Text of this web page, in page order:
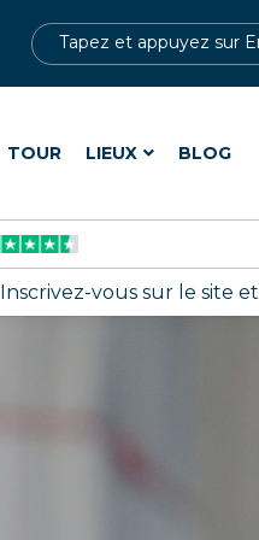
TOUR LIEUX BLOG
Inscrivez-vous sur le site et